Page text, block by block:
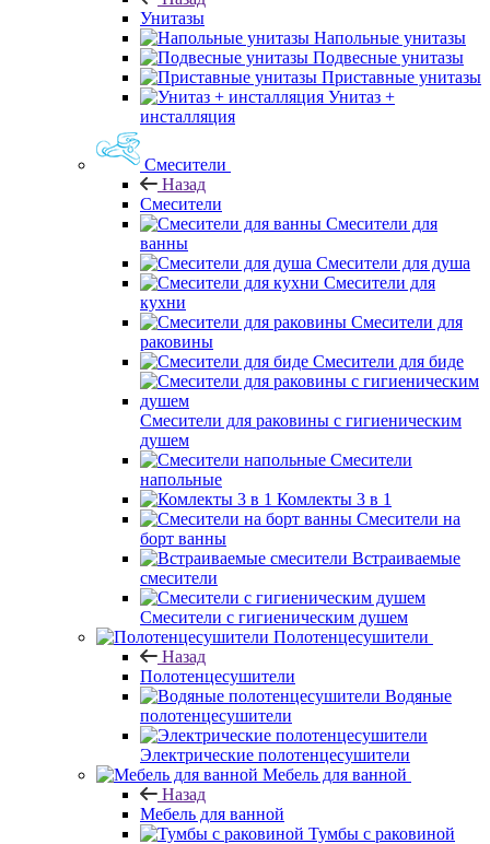
Унитазы
Напольные унитазы
Подвесные унитазы
Приставные унитазы
Унитаз +
инсталляция
Смесители
Назад
Смесители
Смесители для
ванны
Смесители для душа
Смесители для
кухни
Смесители для
раковины
Смесители для биде
Смесители для раковины с гигиеническим
душем
Смесители
напольные
Комлекты 3 в 1
Смесители на
борт ванны
Встраиваемые
смесители
Смесители с гигиеническим душем
Полотенцесушители
Назад
Полотенцесушители
Водяные
полотенцесушители
Электрические полотенцесушители
Мебель для ванной
Назад
Мебель для ванной
Тумбы с раковиной